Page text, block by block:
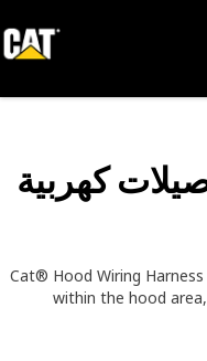
كهربية
Cat® Hood Wiring
within the hood